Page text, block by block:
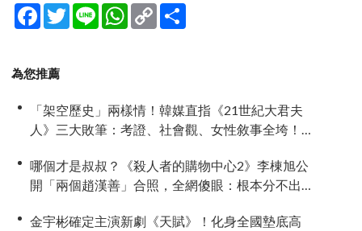
Facebook
TwitterLine WhatsApp
Copy
Link
為您推薦
「架空歷史」兩樣情！韓媒直指《21世紀大君夫
人》三大敗筆：考證、社會觀、女性敘事全垮！
哪個才是叔叔？《殺人者的購物中心2》李棟旭公
開「兩個趙漢善」合照，全網傻眼：根本分不出
金宇彬確定主演新劇《天賦》！化身全國墊底高